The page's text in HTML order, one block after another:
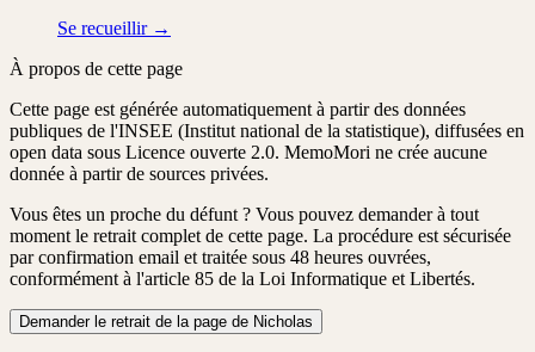
Se recueillir →
À propos de cette page
Cette page est générée automatiquement à partir des données
publiques de l'INSEE (Institut national de la statistique), diffusées en
open data sous Licence ouverte 2.0. MemoMori ne crée aucune
donnée à partir de sources privées.
Vous êtes un proche du défunt ? Vous pouvez demander à tout
moment le retrait complet de cette page. La procédure est sécurisée
par confirmation email et traitée sous 48 heures ouvrées,
conformément à l'article 85 de la Loi Informatique et Libertés.
Demander le retrait de la page de Nicholas